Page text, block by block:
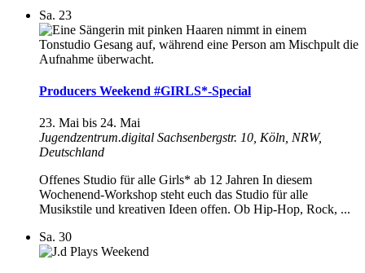
Sa. 23
Producers Weekend #GIRLS*-Special
23. Mai bis 24. Mai
Jugendzentrum.digital Sachsenbergstr. 10, Köln, NRW,
Deutschland
Offenes Studio für alle Girls* ab 12 Jahren In diesem
Wochenend-Workshop steht euch das Studio für alle
Musikstile und kreativen Ideen offen. Ob Hip-Hop, Rock, ...
Sa. 30